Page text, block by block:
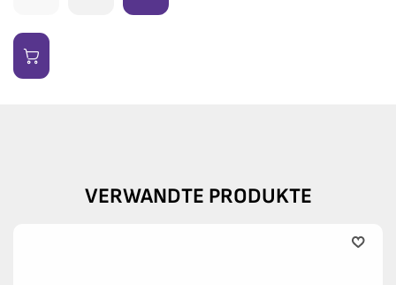
VERWANDTE PRODUKTE